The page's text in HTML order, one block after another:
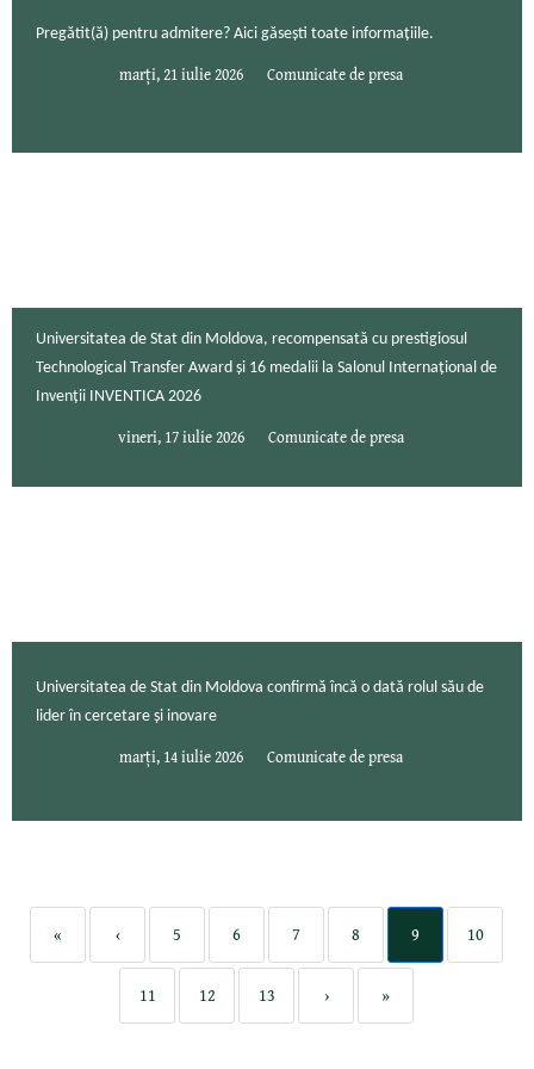
Pregătit(ă) pentru admitere? Aici găsești toate informațiile.
marți, 21 iulie 2026 Comunicate de presa
Universitatea de Stat din Moldova, recompensată cu prestigiosul
Technological Transfer Award și 16 medalii la Salonul Internațional de
Invenții INVENTICA 2026
vineri, 17 iulie 2026 Comunicate de presa
Universitatea de Stat din Moldova confirmă încă o dată rolul său de
lider în cercetare și inovare
marți, 14 iulie 2026 Comunicate de presa
« ‹ 5 6 7 8 9 10
11 12 13 › »